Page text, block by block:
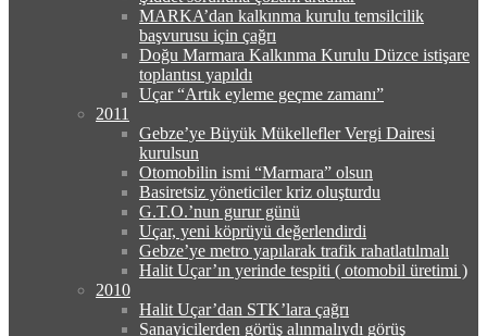
MARKA’dan kalkınma kurulu temsilcilik
başvurusu için çağrı
Doğu Marmara Kalkınma Kurulu Düzce istişare
toplantısı yapıldı
Uçar “Artık eyleme geçme zamanı”
2011
Gebze’ye Büyük Mükellefler Vergi Dairesi
kurulsun
Otomobilin ismi “Marmara” olsun
Basiretsiz yöneticiler kriz oluşturdu
G.T.O.’nun gurur günü
Uçar, yeni köprüyü değerlendirdi
Gebze’ye metro yapılarak trafik rahatlatılmalı
Halit Uçar’ın yerinde tespiti ( otomobil üretimi )
2010
Halit Uçar’dan STK’lara çağrı
Sanayicilerden görüş alınmalıydı görüş